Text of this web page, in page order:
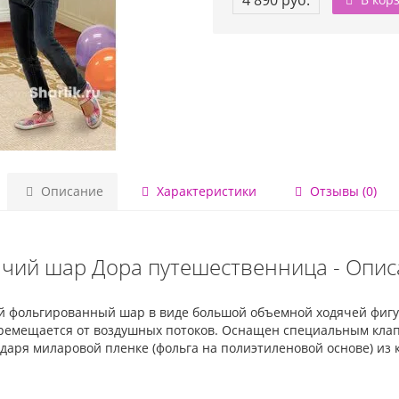
Описание Характеристики Отзывы (0)
шар Дора путешественница -
шар в виде большой объемной ходячей
от воздушных потоков. Оснащен специальным
миларовой пленке (фольга на полиэтиленовой основе) из